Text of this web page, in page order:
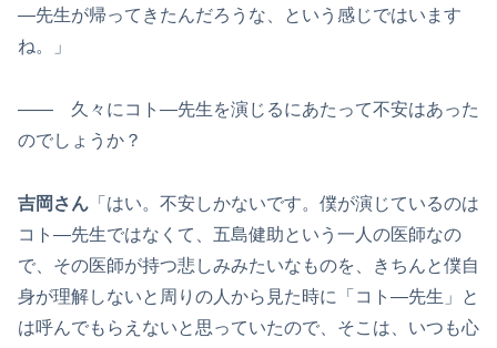
―先生が帰ってきたんだろうな、という感じではいます
ね。」
―― 久々にコト―先生を演じるにあたって不安はあった
のでしょうか？
吉岡さん 「はい。不安しかないです。僕が演じているのは
コト―先生ではなくて、五島健助という一人の医師なの
で、その医師が持つ悲しみみたいなものを、きちんと僕自
身が理解しないと周りの人から見た時に「コト―先生」と
は呼んでもらえないと思っていたので、そこは、いつも心